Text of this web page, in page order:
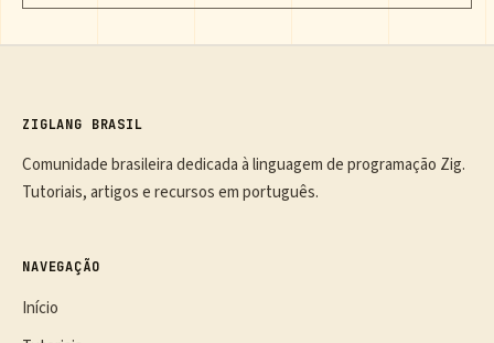
ZIGLANG BRASIL
Comunidade brasileira dedicada à linguagem de programação Zig.
Tutoriais, artigos e recursos em português.
NAVEGAÇÃO
Início